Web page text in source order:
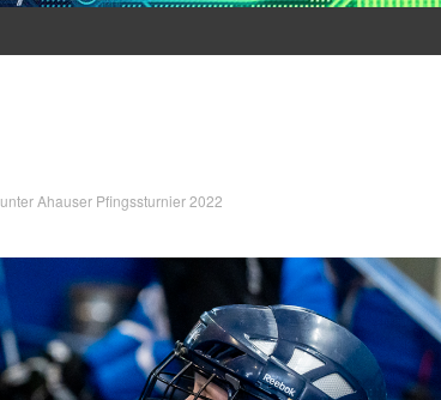
unterAhauser Pfingssturnier 2022